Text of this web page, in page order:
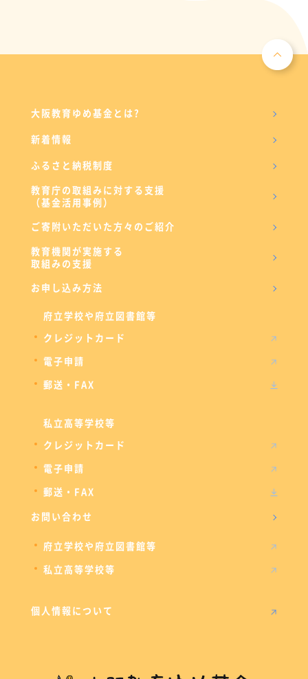
大阪教育ゆめ基金とは?
新着情報
ふるさと納税制度
教育庁の取組みに対する支援
（基金活用事例）
ご寄附いただいた方々のご紹介
教育機関が実施する
取組みの支援
お申し込み方法
府立学校や府立図書館等
クレジットカード
電子申請
郵送・FAX
私立高等学校等
クレジットカード
電子申請
郵送・FAX
お問い合わせ
府立学校や府立図書館等
私立高等学校等
個人情報について